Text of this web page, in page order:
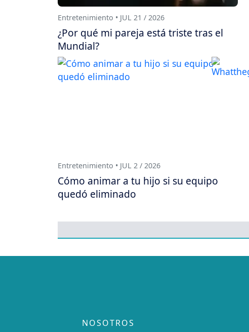
Entretenimiento • JUL 21 / 2026
¿Por qué mi pareja está triste tras el
Mundial?
Entretenimiento • JUL 2 / 2026
Cómo animar a tu hijo si su equipo
quedó eliminado
NOSOTROS